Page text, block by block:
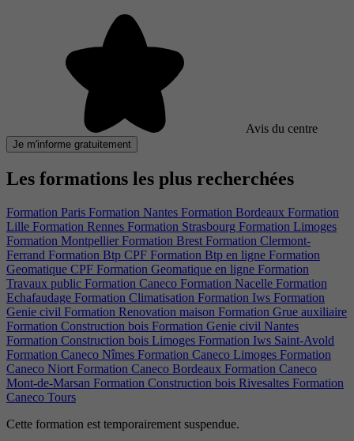
Avis du centre
Je m'informe gratuitement
Les formations les plus recherchées
Formation Paris Formation Nantes Formation Bordeaux Formation
Lille Formation Rennes Formation Strasbourg Formation Limoges
Formation Montpellier Formation Brest Formation Clermont-
Ferrand Formation Btp CPF Formation Btp en ligne Formation
Geomatique CPF Formation Geomatique en ligne Formation
Travaux public Formation Caneco Formation Nacelle Formation
Echafaudage Formation Climatisation Formation Iws Formation
Genie civil Formation Renovation maison Formation Grue auxiliaire
Formation Construction bois Formation Genie civil Nantes
Formation Construction bois Limoges Formation Iws Saint-Avold
Formation Caneco Nîmes Formation Caneco Limoges Formation
Caneco Niort Formation Caneco Bordeaux Formation Caneco
Mont-de-Marsan Formation Construction bois Rivesaltes Formation
Caneco Tours
Cette formation est temporairement suspendue.